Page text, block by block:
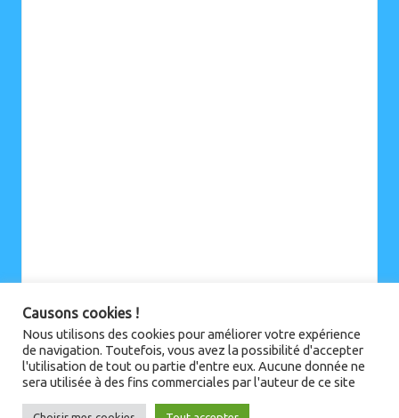
Causons cookies !
Nous utilisons des cookies pour améliorer votre expérience
de navigation. Toutefois, vous avez la possibilité d'accepter
l'utilisation de tout ou partie d'entre eux. Aucune donnée ne
sera utilisée à des fins commerciales par l'auteur de ce site